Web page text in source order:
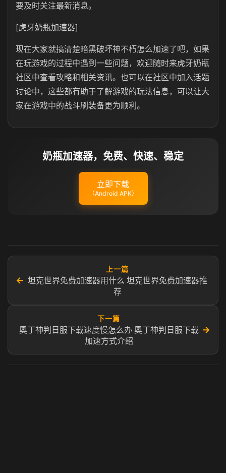
要及时关注最新消息。
[虎牙奶瓶加速器]
现在大家就搞清楚暗黑破坏神不朽怎么加速了吧，如果
在玩游戏的过程中遇到一些问题，欢迎随时来虎牙奶瓶
社区中查看攻略和相关资讯。也可以在社区中加入话题
讨论中，这些都有助于了解游戏的玩法信息，可以让大
家在游戏中的战斗刷装备更为顺利。
奶瓶加速器，免费、快速、稳定
立即下载
（Android APK）
←
上一篇
坦克世界免费加速器用什么 坦克世界免费加速器推
荐
下一篇
奧丁神判日服下载速度慢怎么办 奧丁神判日服下载
加速方式介绍
→